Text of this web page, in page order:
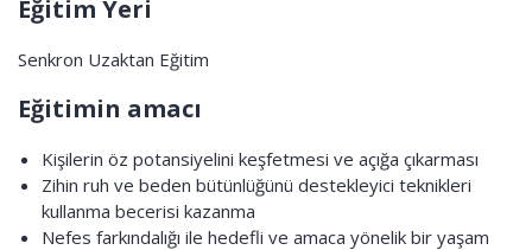
Eğitim Yeri
Senkron Uzaktan Eğitim
Eğitimin amacı
Kişilerin öz potansiyelini keşfetmesi ve açığa çıkarması
Zihin ruh ve beden bütünlüğünü destekleyici teknikleri
kullanma becerisi kazanma
Nefes farkındalığı ile hedefli ve amaca yönelik bir yaşam